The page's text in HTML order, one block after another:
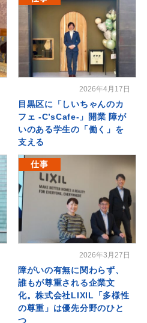
2026年4月17日
目黒区に「しいちゃんのカ
フェ -C’sCafe-」開業 障が
いのある学生の「働く」を
支える
仕事
2026年3月27日
障がいの有無に関わらず、
誰もが尊重される企業文
化。株式会社LIXIL「多様性
の尊重」は優先分野のひと
つ